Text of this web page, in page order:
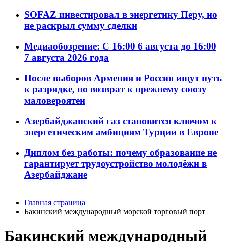
SOFAZ инвестировал в энергетику Перу, но
не раскрыл сумму сделки
Медиаобозрение: С 16:00 6 августа до 16:00
7 августа 2026 года
После выборов Армения и Россия ищут путь
к разрядке, но возврат к прежнему союзу
маловероятен
Азербайджанский газ становится ключом к
энергетическим амбициям Турции в Европе
Диплом без работы: почему образование не
гарантирует трудоустройство молодёжи в
Азербайджане
Главная страница
Бакинский международный морской торговый порт
Бакинский международный